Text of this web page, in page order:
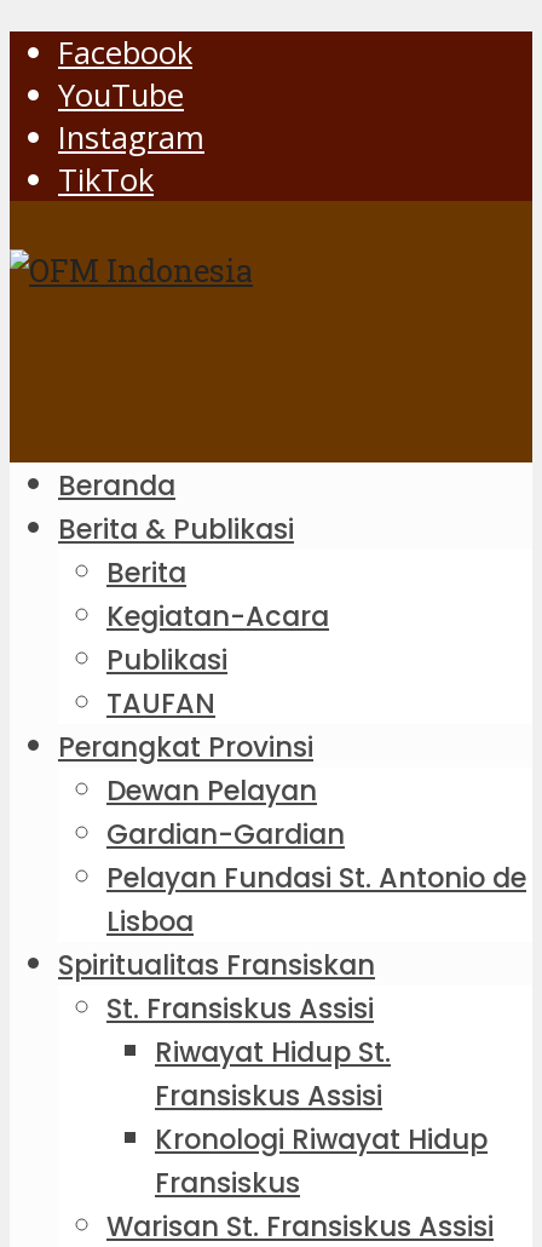
Facebook
YouTube
Instagram
TikTok
Beranda
Berita & Publikasi
Berita
Kegiatan-Acara
Publikasi
TAUFAN
Perangkat Provinsi
Dewan Pelayan
Gardian-Gardian
Pelayan Fundasi St. Antonio de
Lisboa
Spiritualitas Fransiskan
St. Fransiskus Assisi
Riwayat Hidup St.
Fransiskus Assisi
Kronologi Riwayat Hidup
Fransiskus
Warisan St. Fransiskus Assisi